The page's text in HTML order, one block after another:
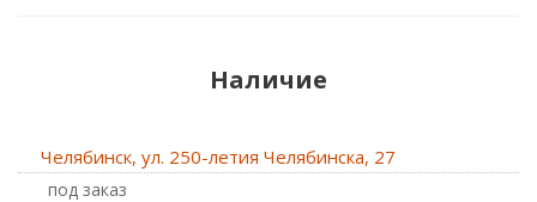
Наличие
Челябинск, ул. 250-летия Челябинска, 27
Под заказ